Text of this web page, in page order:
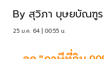
By สุวิภา บุษยบัณฑูร
25 ม.ค. 64 | 00:55 น.